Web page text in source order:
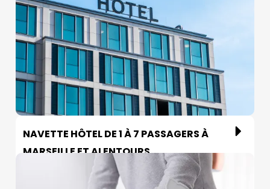
NAVETTE HÔTEL DE 1 À 7 PASSAGERS À
MARSEILLE ET ALENTOURS